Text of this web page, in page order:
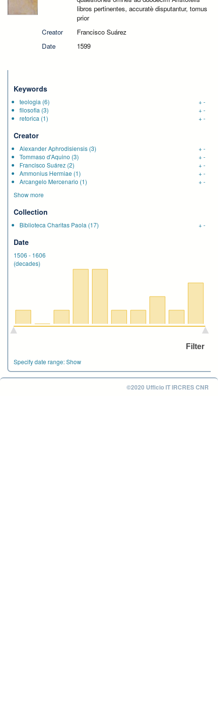
libros pertinentes, accuratè disputantur, tomus
prior
Creator
Francisco Suárez
Date
1599
Keywords
teologia (6) +-
filosofia (3) +-
retorica (1) +-
Creator
Alexander Aphrodisiensis (3) +-
Tommaso d'Aquino (3) +-
Francisco Suárez (2) +-
Ammonius Hermiae (1) +-
Arcangelo Mercenario (1) +-
Show more
Collection
Biblioteca Charitas Paola (17) +-
Date
1506 - 1606
(decades)
Specify date range:Show
©2020 Ufficio IT IRCRES CNR